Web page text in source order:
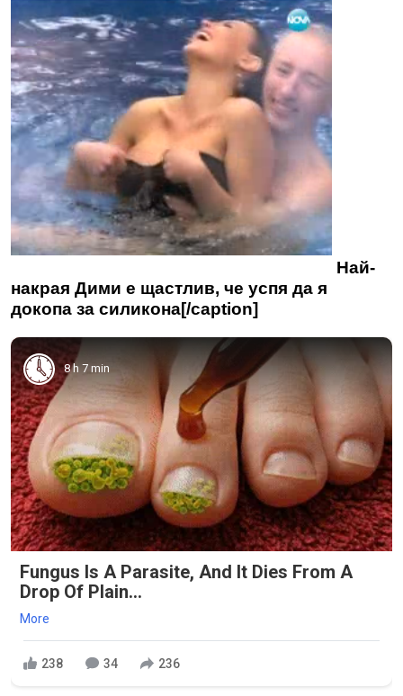
Най-
накрая Дими е щастлив, че успя да я
докопа за силикона[/caption]
8 h 7 min
Fungus Is A Parasite, And It Dies From A
Drop Of Plain...
More
238 34 236